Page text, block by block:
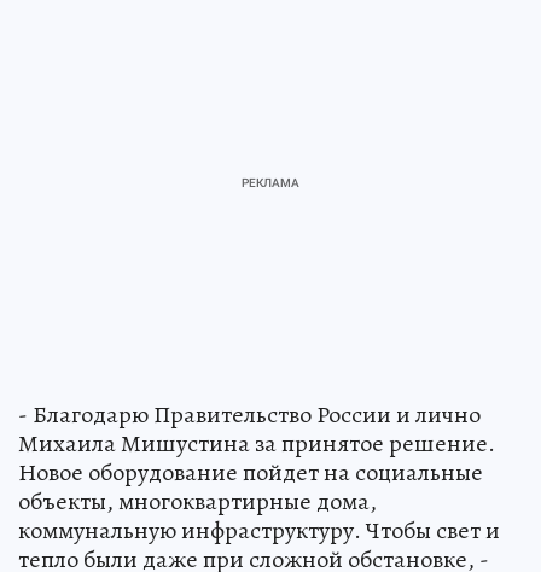
- Благодарю Правительство России и лично
Михаила Мишустина за принятое решение.
Новое оборудование пойдет на социальные
объекты, многоквартирные дома,
коммунальную инфраструктуру. Чтобы свет и
тепло были даже при сложной обстановке, -